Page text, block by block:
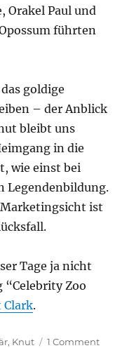
Orakel Paul und
führten
goldige
– der Anblick
bleibt uns
in die
wie einst bei
Legendenbildung.
Marketingsicht ist
Tage ja nicht
“Celebrity Zoo
Clark.
, Knut 1 Commenton